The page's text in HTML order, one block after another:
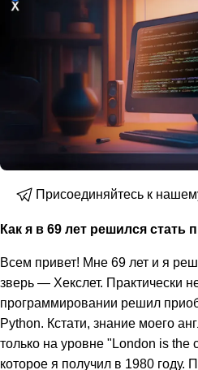
Присоединяйтесь к
Как я в 69 лет решился стать
Всем привет! Мне 69 лет и я
зверь — Хекслет. Практически
программировании решил
Python. Кстати, знание моего
только на уровне "London is the
которое я получил в 1980 году.